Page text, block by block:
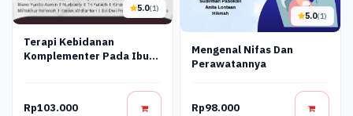
5.0(1)
Terapi Kebidanan
Komplementer Pada Ibu
Rp103.000
5.0(1)
Mengenal Nifas Dan
Perawatannya
Rp98.000